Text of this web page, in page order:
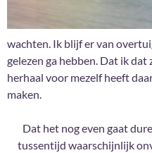
wachten. Ik blijf er van
gelezen ga hebben. Dat ik
herhaal voor mezelf heeft
maken.
Dat het nog even gaat
tussentijd waarschijnlijk